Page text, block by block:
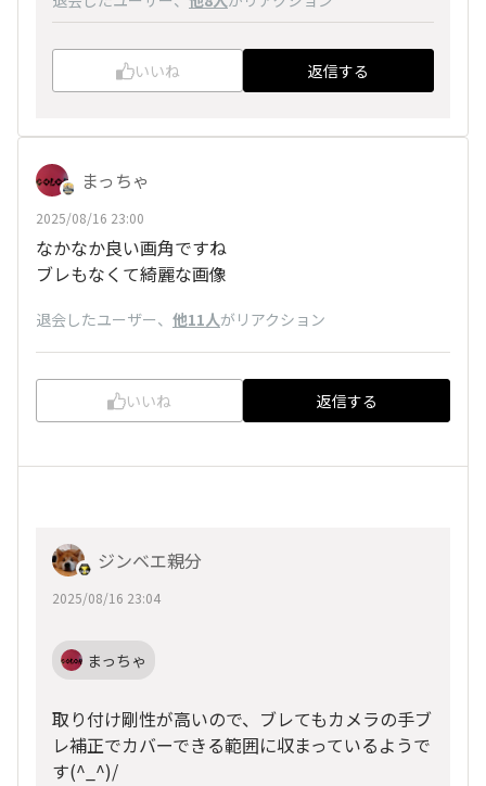
いいね 返信する
まっちゃ
2025/08/16 23:00
なかなか良い画角ですね
ブレもなくて綺麗な画像
退会したユーザー、 他11人がリアクション
いいね 返信する
ジンベエ親分
2025/08/16 23:04
まっちゃ
取り付け剛性が高いので、ブレてもカメラの手ブ
レ補正でカバーできる範囲に収まっているようで
す(^_^)/